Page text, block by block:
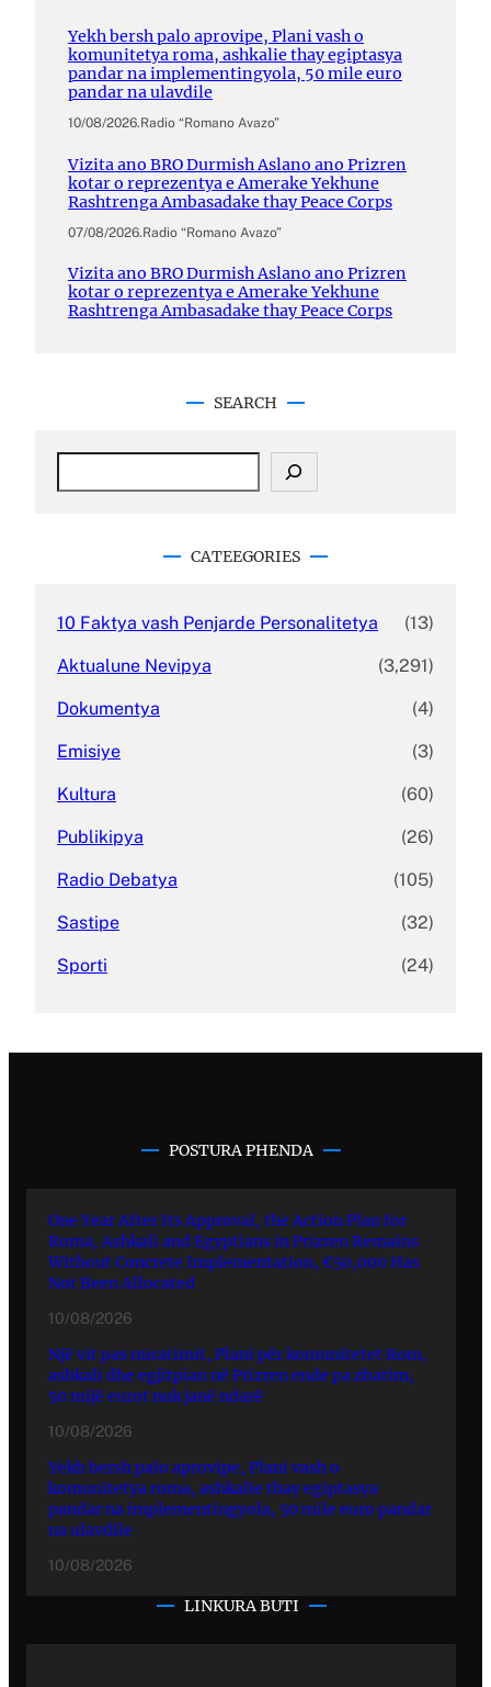
Yekh bersh palo aprovipe, Plani vash o
komunitetya roma, ashkalie thay egiptasya
pandar na implementingyola, 50 mile euro
pandar na ulavdile
10/08/2026.Radio “Romano Avazo”
Vizita ano BRO Durmish Aslano ano Prizren
kotar o reprezentya e Amerake Yekhune
Rashtrenga Ambasadake thay Peace Corps
07/08/2026.Radio “Romano Avazo”
Vizita ano BRO Durmish Aslano ano Prizren
kotar o reprezentya e Amerake Yekhune
Rashtrenga Ambasadake thay Peace Corps
SEARCH
CATEEGORIES
10 Faktya vash Penjarde Personalitetya (13)
Aktualune Nevipya (3,291)
Dokumentya (4)
Emisiye (3)
Kultura (60)
Publikipya (26)
Radio Debatya (105)
Sastipe (32)
Sporti (24)
POSTURA PHENDA
One Year After Its Approval, the Action Plan for
Roma, Ashkali and Egyptians in Prizren Remains
Without Concrete Implementation, €50,000 Has
Not Been Allocated
10/08/2026
Një vit pas miratimit, Plani për komunitetet Rom,
ashkali dhe egjitpian në Prizren ende pa zbatim,
50 mijë eurot nuk janë ndarë
10/08/2026
Yekh bersh palo aprovipe, Plani vash o
komunitetya roma, ashkalie thay egiptasya
pandar na implementingyola, 50 mile euro pandar
na ulavdile
10/08/2026
LINKURA BUTI